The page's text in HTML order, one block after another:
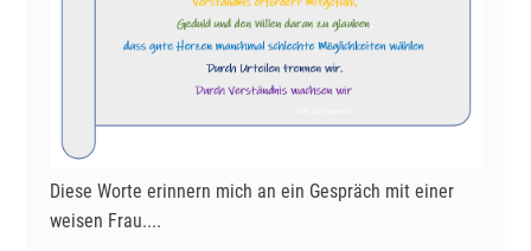
Diese Worte erinnern mich an ein Gespräch mit einer
weisen Frau....